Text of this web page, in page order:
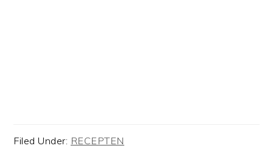
Filed Under: RECEPTEN